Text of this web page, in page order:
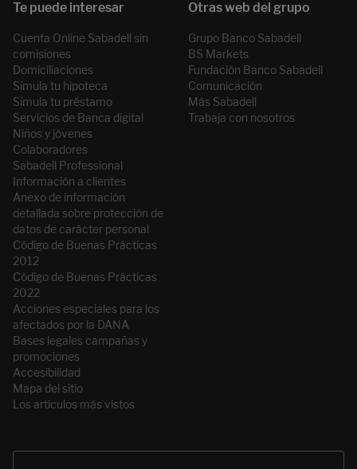
Cuenta Online Sabadell sin
comisiones
Domiciliaciones
Simula tu hipoteca
Simula tu préstamo
Servicios de Banca digital
Niños y jóvenes
Colaboradores
Sabadell Professional
Información a clientes
Anexo de información
detallada sobre protección de
datos de carácter personal
Código de Buenas Prácticas
2012
Código de Buenas Prácticas
2022
Acciones especiales para los
afectados por la DANA
Bases legales campañas y
promociones
Accesibilidad
Mapa del sitio
Los artículos más vistos
Grupo Banco Sabadell
BS Markets
Fundación Banco Sabadell
Comunicación
Más Sabadell
Trabaja con nosotros